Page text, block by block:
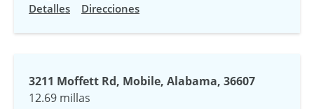
Detalles Direcciones
3211 Moffett Rd, Mobile, Alabama, 36607
12.69 millas